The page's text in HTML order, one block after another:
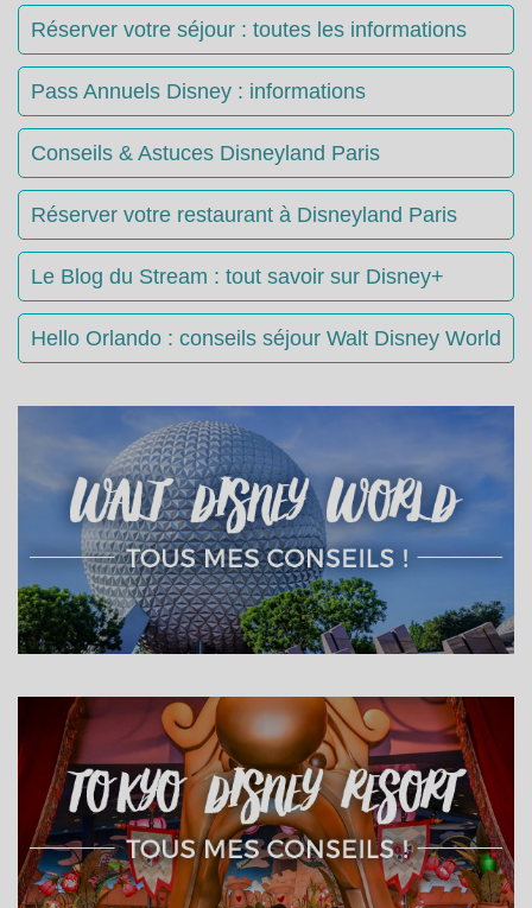
Réserver votre séjour : toutes les informations
Pass Annuels Disney : informations
Conseils & Astuces Disneyland Paris
Réserver votre restaurant à Disneyland Paris
Le Blog du Stream : tout savoir sur Disney+
Hello Orlando : conseils séjour Walt Disney World